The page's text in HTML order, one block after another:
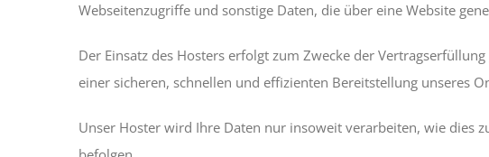
Webseitenzugriffe und sonstige Daten, die über eine Website
Der Einsatz des Hosters erfolgt zum Zwecke der
einer sicheren, schnellen und effizienten Bereitstellung unseres
Unser Hoster wird Ihre Daten nur insoweit verarbeiten, wie dies